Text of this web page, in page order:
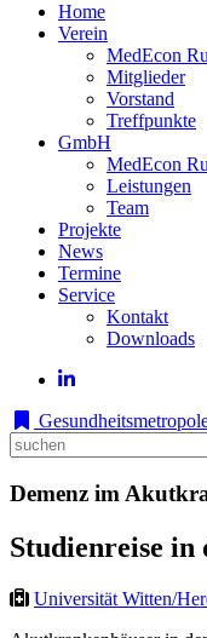
Home
Verein
MedEcon
Mitglieder
Vorstand
Treffpunkte
GmbH
MedEcon
Leistungen
Team
Projekte
News
Termine
Service
Kontakt
Downloads
Demenz im
Studienreise in
Universität Witten/